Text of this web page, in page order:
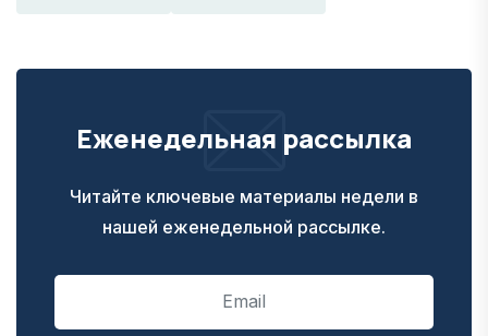
Еженедельная рассылка
Читайте ключевые материалы недели в
нашей еженедельной рассылке.